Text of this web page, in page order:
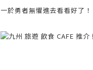
一於勇者無懼進去看看好了！